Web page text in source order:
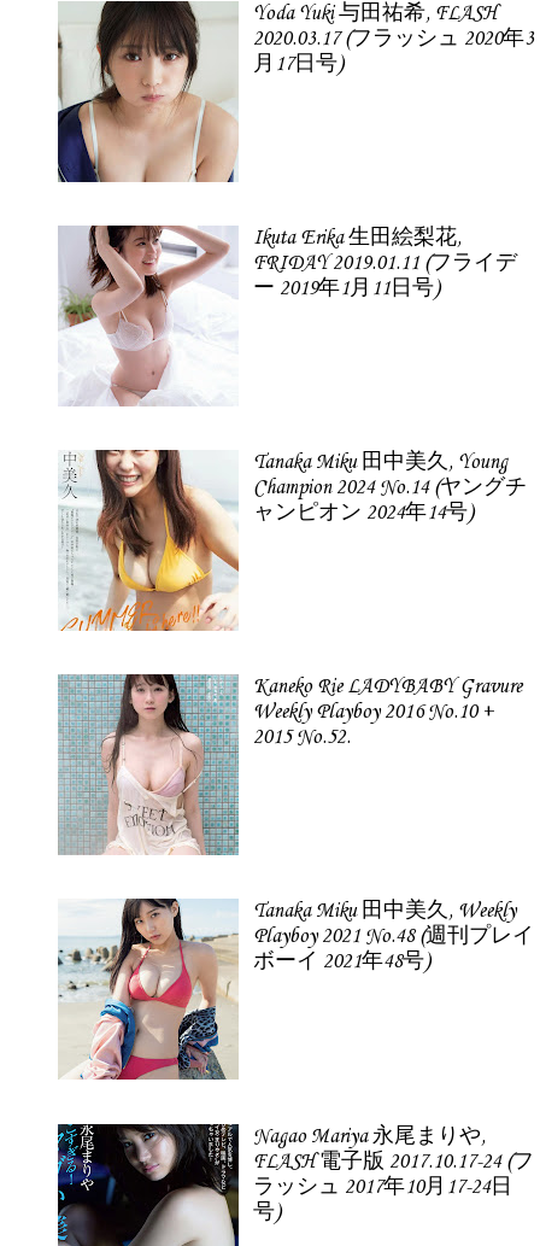
Yoda Yuki 与田祐希, FLASH
2020.03.17 (フラッシュ 2020年3
月17日号)
Ikuta Erika 生田絵梨花,
FRIDAY 2019.01.11 (フライデ
ー 2019年1月11日号)
Tanaka Miku 田中美久, Young
Champion 2024 No.14 (ヤングチ
ャンピオン 2024年14号)
Kaneko Rie LADYBABY Gravure
Weekly Playboy 2016 No.10 +
2015 No.52.
Tanaka Miku 田中美久, Weekly
Playboy 2021 No.48 (週刊プレイ
ボーイ 2021年48号)
Nagao Mariya 永尾まりや,
FLASH 電子版 2017.10.17-24 (フ
ラッシュ 2017年10月17-24日
号)